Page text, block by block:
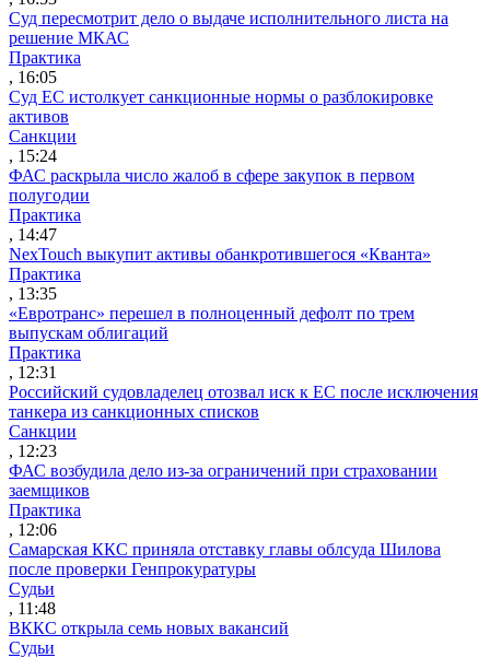
Суд пересмотрит дело о выдаче исполнительного листа на
решение МКАС
Практика
, 16:05
Суд ЕС истолкует санкционные нормы о разблокировке
активов
Санкции
, 15:24
ФАС раскрыла число жалоб в сфере закупок в первом
полугодии
Практика
, 14:47
NexTouch выкупит активы обанкротившегося «Кванта»
Практика
, 13:35
«Евротранс» перешел в полноценный дефолт по трем
выпускам облигаций
Практика
, 12:31
Российский судовладелец отозвал иск к ЕС после исключения
танкера из санкционных списков
Санкции
, 12:23
ФАС возбудила дело из-за ограничений при страховании
заемщиков
Практика
, 12:06
Самарская ККС приняла отставку главы облсуда Шилова
после проверки Генпрокуратуры
Судьи
, 11:48
ВККС открыла семь новых вакансий
Судьи